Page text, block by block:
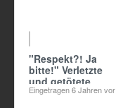
"Respekt?! Ja
bitte!" Verletzte
und getötete
Kinder
Eingetragen6 Jahren vor